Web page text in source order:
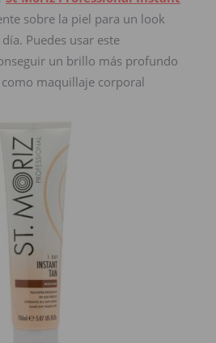
sobre la piel para un look
Puedes usar este
un brillo más profundo
maquillaje corporal